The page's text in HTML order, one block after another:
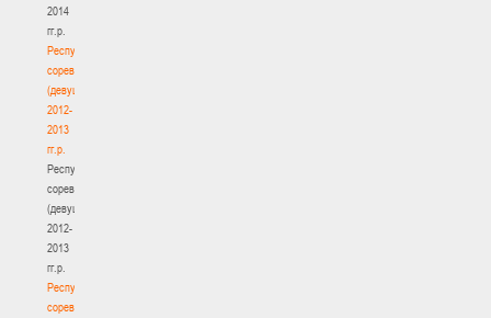
2014
гг.р.
Республиканские
соревнования
(девушки)
2012-
2013
гг.р.
Республиканские
соревнования
(девушки)
2012-
2013
гг.р.
Республиканские
соревнования